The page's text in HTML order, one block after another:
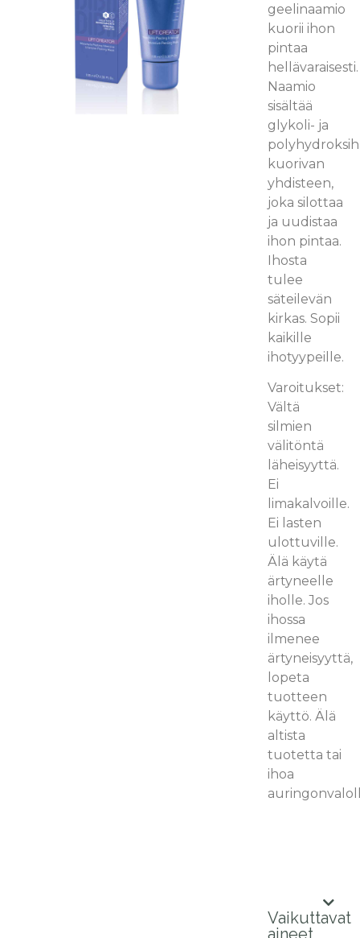
geelinaamio
kuorii ihon
pintaa
hellävaraisesti.
Naamio
sisältää
glykoli- ja
kuorivan
yhdisteen,
joka silottaa
ja uudistaa
ihon pintaa.
Ihosta
tulee
säteilevän
kirkas. Sopii
kaikille
ihotyypeille.
Varoitukset:
Vältä
silmien
välitöntä
läheisyyttä.
Ei
limakalvoille.
Ei lasten
ulottuville.
Älä käytä
ärtyneelle
iholle. Jos
ihossa
ilmenee
ärtyneisyyttä,
lopeta
tuotteen
käyttö. Älä
altista
tuotetta tai
ihoa
Vaikuttavat
aineet